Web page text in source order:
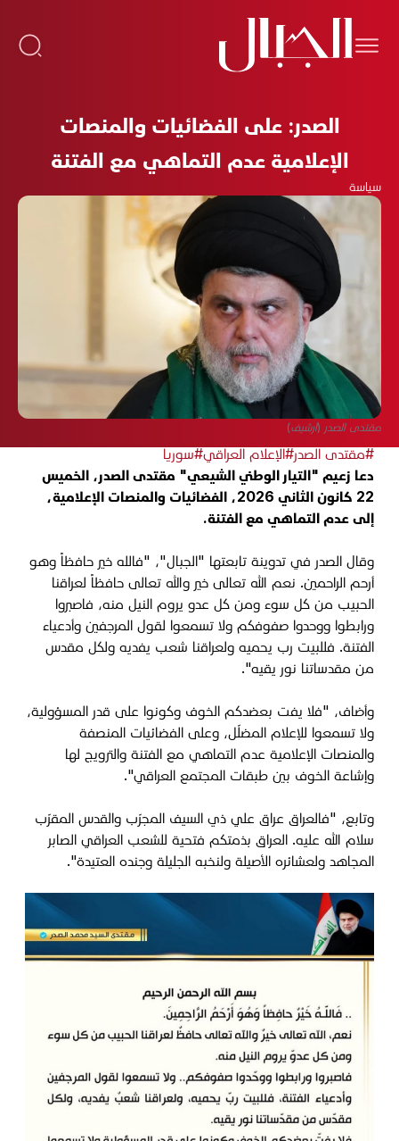
الصدر: على الفضائيات والمنصات
الإعلامية عدم التماهي مع الفتنة
سياسة
مقتدى الصدر (أرشيف)
#مقتدى الصدر#الإعلام العراقي#سوريا
دعا زعيم "التيار الوطني الشيعي" مقتدى الصدر، الخميس
22 كانون الثاني 2026، الفضائيات والمنصات الإعلامية،
إلى عدم التماهي مع الفتنة.
وقال الصدر في تدوينة تابعتها "الجبال"، "فالله خير حافظاً وهو
أرحم الراحمين. نعم الله تعالى خير والله تعالى حافظاً لعراقنا
الحبيب من كل سوء ومن كل عدو يروم النيل منه، فاصبروا
ورابطوا ووحدوا صفوفكم ولا تسمعوا لقول المرجفين وأدعياء
الفتنة. فللبيت رب يحميه ولعراقنا شعب يفديه ولكل مقدس
من مقدساتنا نور يقيه".
وأضاف، "فلا يفت بعضدكم الخوف وكونوا على قدر المسؤولية،
ولا تسمعوا للإعلام المضلّل، وعلى الفضائيات المنصفة
والمنصات الإعلامية عدم التماهي مع الفتنة والترويج لها
وإشاعة الخوف بين طبقات المجتمع العراقي".
وتابع، "فالعراق عراق علي ذي السيف المجرّب والقدس المقرّب
سلام الله عليه. العراق بذمتكم فتحية للشعب العراقي الصابر
المجاهد ولعشائره الأصيلة ولنخبه الجليلة وجنده العتيدة".